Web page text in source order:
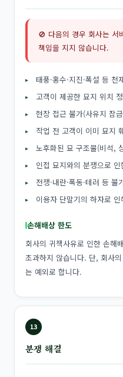
🚫 다음의 경우 회사는 서
책임을 지지 않습니다.
태풍·홍수·지진·폭설 등
고객이 제공한 묘지 위치
현장 접근 불가(사유지 잠
작업 전 고객이 이미 묘지
노후화된 묘 구조물(비석,
인접 묘지와의 분쟁으로
전쟁·내란·폭동·테러 등 불
이용자 단말기의 하자로
손해배상 한도
회사의 귀책사유로 인한 손해
초과하지 않습니다. 단, 회사
는 예외로 합니다.
13
분쟁 해결